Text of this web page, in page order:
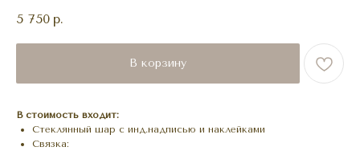
5 750 р.
В корзину
В стоимость входит:
Стеклянный шар с инд.надписью и наклейками
Связка: